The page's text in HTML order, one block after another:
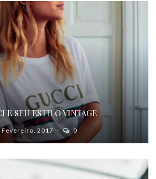
E SEU ESTILO VINTAGE
Fevereiro, 2017 0